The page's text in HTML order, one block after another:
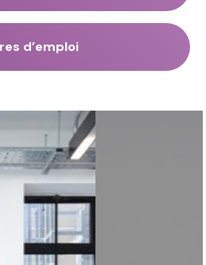
d’emploi